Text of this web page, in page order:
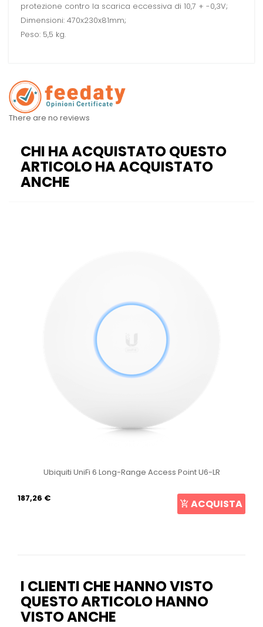
protezione contro la scarica eccessiva di 10,7 + -0,3V;
Dimensioni: 470x230x81mm;
Peso: 5,5 kg.
There are no reviews
CHI HA ACQUISTATO QUESTO
ARTICOLO HA ACQUISTATO
ANCHE
Ubiquiti UniFi 6 Long-Range Access Point U6-LR
187,26 € ACQUISTA
I CLIENTI CHE HANNO VISTO
QUESTO ARTICOLO HANNO
VISTO ANCHE